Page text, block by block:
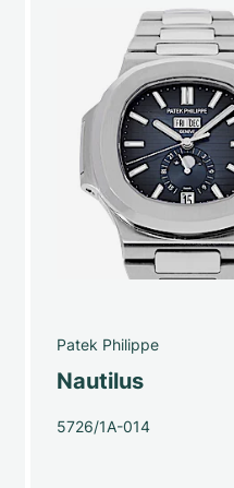
Patek Philippe
Nautilus
5726/1A-014